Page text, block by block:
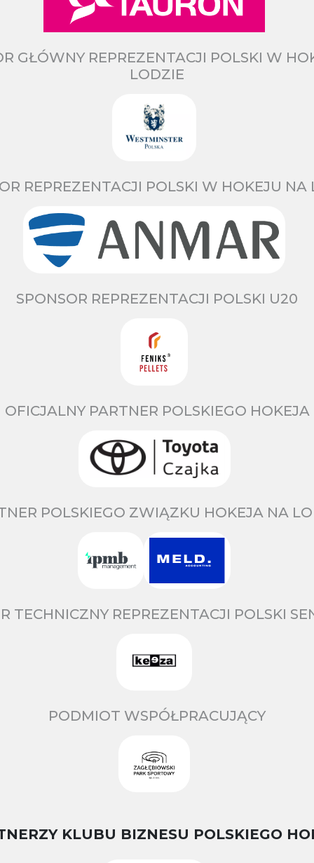
GŁÓWNY REPREZENTACJI POLSKI W
LODZIE
REPREZENTACJI POLSKI W HOKEJU NA
SPONSOR REPREZENTACJI POLSKI U20
OFICJALNY PARTNER POLSKIEGO HOKEJA
POLSKIEGO ZWIĄZKU HOKEJA NA
TECHNICZNY REPREZENTACJI POLSKI
PODMIOT WSPÓŁPRACUJĄCY
KLUBU BIZNESU POLSKIEGO